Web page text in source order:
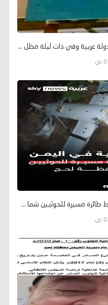
عربية وفي ذات ليلة مظل ...
طائرة مسيرة للحوثيين شما ...